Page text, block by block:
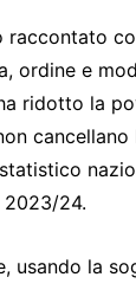
raccontato
ordine e
ridotto la
2023/24.
usando la